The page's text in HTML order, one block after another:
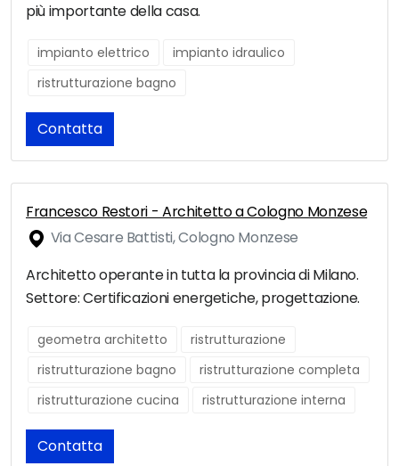
più importante della casa.
impianto elettrico
impianto idraulico
ristrutturazione bagno
Contatta
Francesco Restori - Architetto a Cologno Monzese
Via Cesare Battisti, Cologno Monzese
Architetto operante in tutta la provincia di Milano.
Settore: Certificazioni energetiche, progettazione.
geometra architetto
ristrutturazione
ristrutturazione bagno
ristrutturazione completa
ristrutturazione cucina
ristrutturazione interna
Contatta